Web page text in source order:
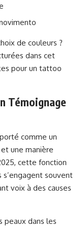
de couleurs ?
dans cet
pour un tattoo
Témoignage
comme un
une manière
cette fonction
souvent
voix à des causes
peaux dans les